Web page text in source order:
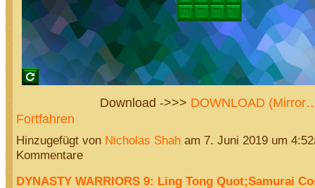
Download ->>> DOWNLOAD
Fortfahren
Hinzugefügt von Nicholas Shaham 7. Juni 2019 um
Kommentare
DYNASTY WARRIORS 9: Ling Tong Quot;Samurai